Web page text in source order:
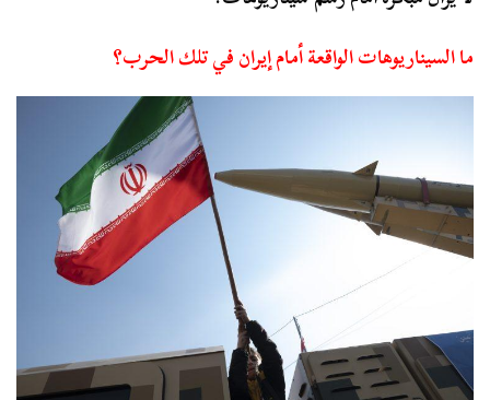
ما السيناريوهات الواقعة أمام إيران في تلك الحرب؟